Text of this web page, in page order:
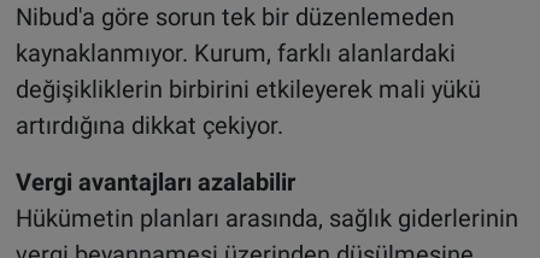
Nibud'a göre sorun tek bir düzenlemeden
kaynaklanmıyor. Kurum, farklı alanlardaki
değişikliklerin birbirini etkileyerek mali yükü
artırdığına dikkat çekiyor.
Vergi avantajları azalabilir
Hükümetin planları arasında, sağlık giderlerinin